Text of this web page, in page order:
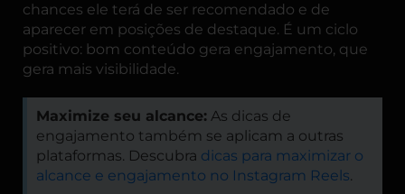
chances ele terá de ser recomendado e de
aparecer em posições de destaque. É um ciclo
positivo: bom conteúdo gera engajamento, que
gera mais visibilidade.
Maximize seu alcance: As dicas de
engajamento também se aplicam a outras
plataformas. Descubra dicas para maximizar o
alcance e engajamento no Instagram Reels.